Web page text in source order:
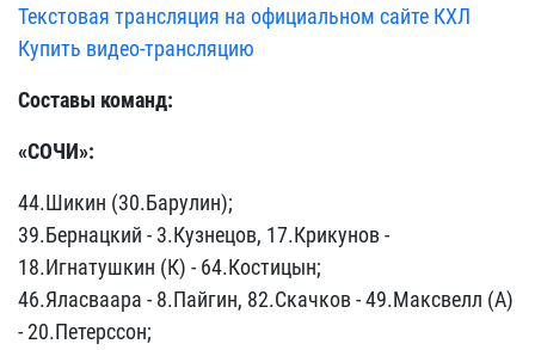
Текстовая трансляция на официальном сайте КХЛ
Купить видео-трансляцию
Составы команд:
«СОЧИ»:
44.Шикин (30.Барулин);
39.Бернацкий - 3.Кузнецов, 17.Крикунов -
18.Игнатушкин (К) - 64.Костицын;
46.Яласваара - 8.Пайгин, 82.Скачков - 49.Максвелл (А)
- 20.Петерссон;